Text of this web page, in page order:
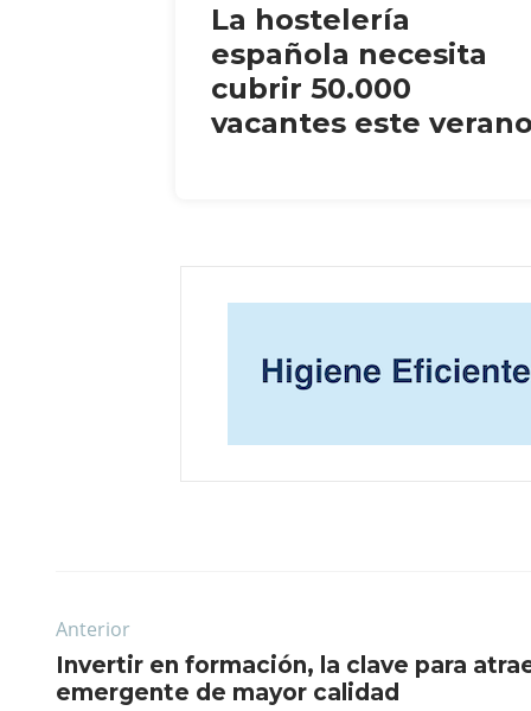
La hostelería
española necesita
cubrir 50.000
vacantes este
Anterior
Invertir en formación, la clave para
emergente de mayor calidad